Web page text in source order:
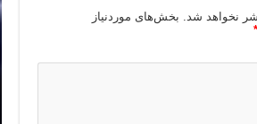
نخواهد شد.
بخش‌های موردنیاز
*